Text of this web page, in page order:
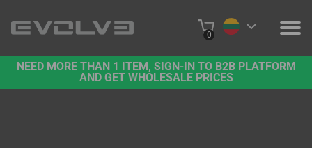
0
PRODUKTAI
NEED MORE THAN 1 ITEM, SIGN-IN TO B2B PLATFORM
AND GET WHOLESALE PRICES